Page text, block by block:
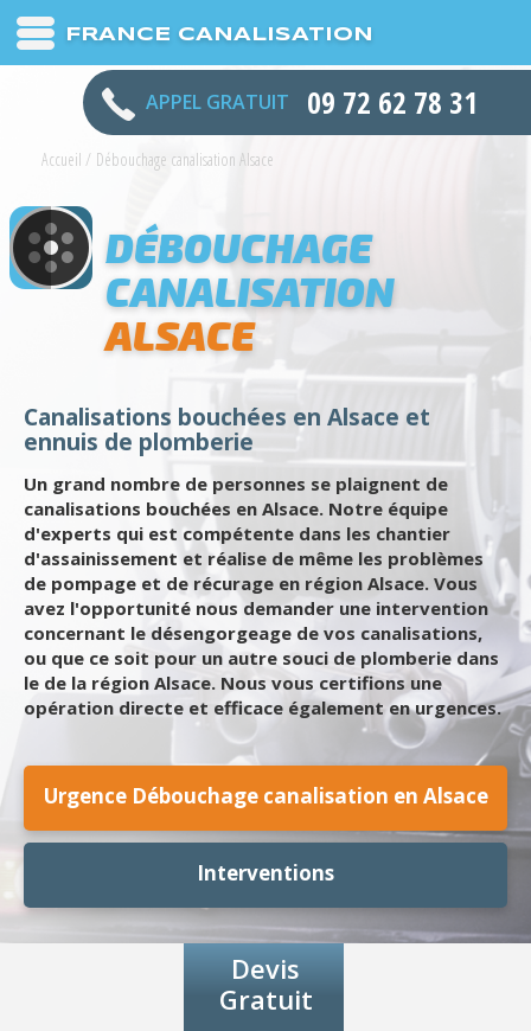
FRANCE CANALISATION
APPEL GRATUIT 09 72 62 78 31
Accueil / Débouchage canalisation Alsace
DÉBOUCHAGE
CANALISATION
ALSACE
Canalisations bouchées en Alsace et
ennuis de plomberie
Un grand nombre de personnes se plaignent de
canalisations bouchées en Alsace. Notre équipe
d'experts qui est compétente dans les chantier
d'assainissement et réalise de même les problèmes
de pompage et de récurage en région Alsace. Vous
avez l'opportunité nous demander une intervention
concernant le désengorgeage de vos canalisations,
ou que ce soit pour un autre souci de plomberie dans
le de la région Alsace. Nous vous certifions une
opération directe et efficace également en urgences.
Urgence Débouchage canalisation en Alsace
Interventions
Devis
Gratuit